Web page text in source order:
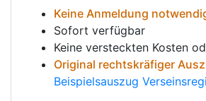
Keine Anmeldung
Sofort verfügbar
Keine versteckten Kosten
Original rechtskräfiger
Beispielsauszug